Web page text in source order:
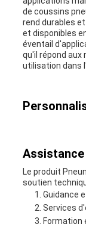
de coussins
rend durables
et disponibles
éventail
qu'il répond
utilisation dans
Le produit
soutien
Guidance
Services
Formation